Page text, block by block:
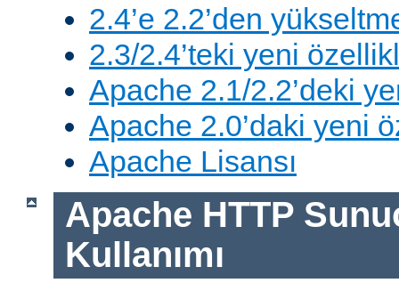
2.4’e 2.2’den
2.3/2.4’teki yeni
Apache 2.1/2.2’deki
Apache 2.0’daki yeni
Apache Lisansı
Apache HTTP
Kullanımı